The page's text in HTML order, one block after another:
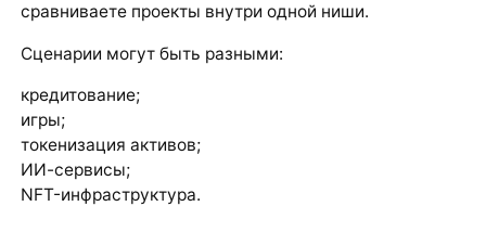
сравниваете проекты внутри одной ниши.
Сценарии могут быть разными:
кредитование;
игры;
токенизация активов;
ИИ-сервисы;
NFT-инфраструктура.